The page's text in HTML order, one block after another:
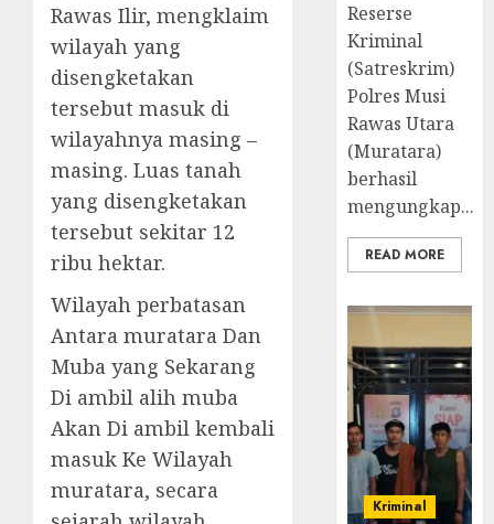
Rawas Ilir, mengklaim
wilayah yang
disengketakan
tersebut masuk di
wilayahnya masing –
masing. Luas tanah
yang disengketakan
tersebut sekitar 12
ribu hektar.
Wilayah perbatasan
Antara muratara Dan
Muba yang Sekarang
Di ambil alih muba
Akan Di ambil kembali
masuk Ke Wilayah
muratara, secara
Reserse
Kriminal
(Satreskrim)
Polres Musi
Rawas Utara
(Muratara)
berhasil
mengungkap...
READ MORE
Kriminal